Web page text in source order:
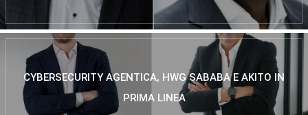
CYBERSECURITY AGENTICA, HWG SABABA E AKITO IN
PRIMA LINEA